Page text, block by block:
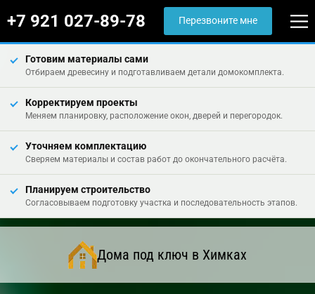
+7 921 027-89-78 Перезвоните мне
Готовим материалы сами
Отбираем древесину и подготавливаем детали домокомплекта.
Корректируем проекты
Меняем планировку, расположение окон, дверей и перегородок.
Уточняем комплектацию
Сверяем материалы и состав работ до окончательного расчёта.
Планируем строительство
Согласовываем подготовку участка и последовательность этапов.
Дома под ключ в Химках